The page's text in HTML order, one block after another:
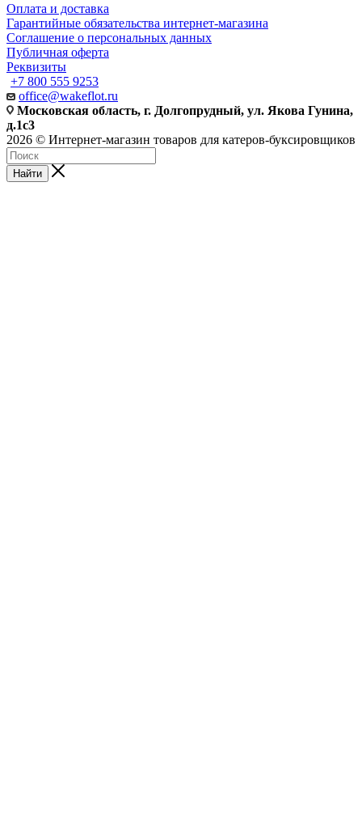
Оплата и доставка
Гарантийные обязательства интернет-магазина
Соглашение о персональных данных
Публичная оферта
Реквизиты
+7 800 555 9253
office@wakeflot.ru
Московская область, г. Долгопрудный, ул. Якова Гунина,
д.1с3
2026 © Интернет-магазин товаров для катеров-буксировщиков
Найти